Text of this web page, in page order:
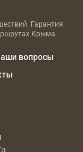
Гарантия
Крыма.
вопросы